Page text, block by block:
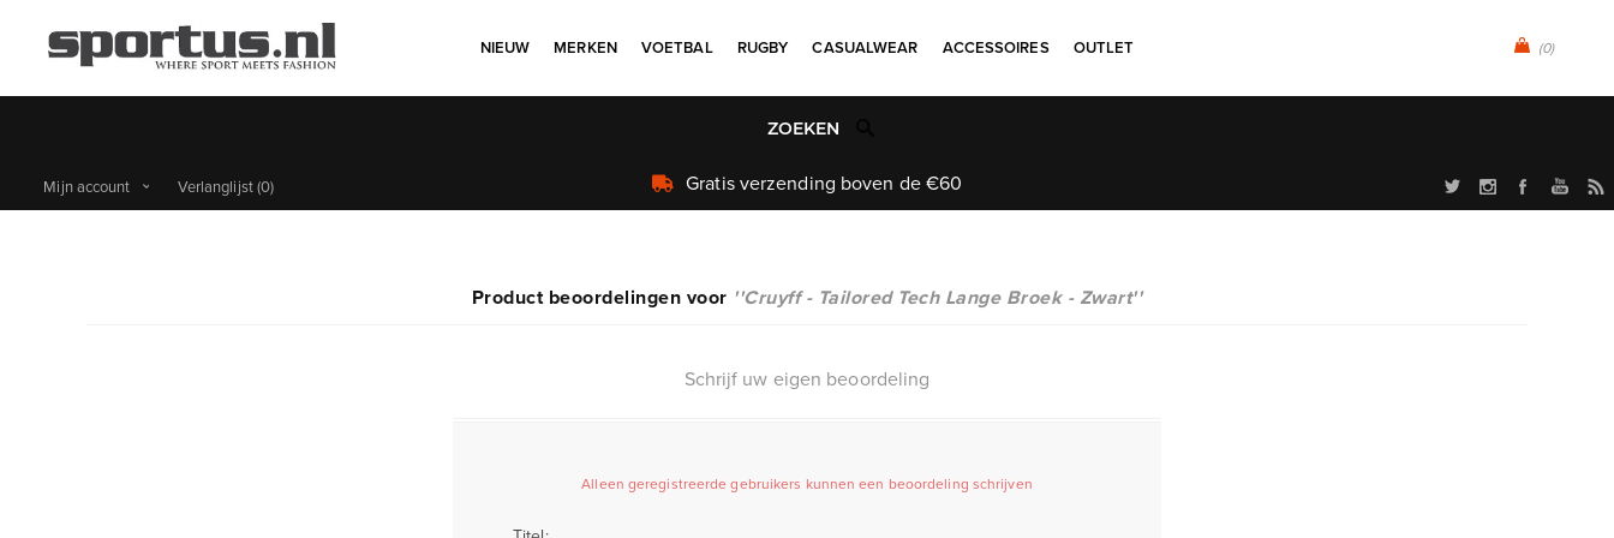
(0)
NIEUW MERKEN VOETBAL RUGBY CASUALWEAR ACCESSOIRES OUTLET
Uniek aanbod
Mijn account Verlanglijst(0)
Product beoordelingen voor Cruyff - Tailored Tech Lange Broek - Zwart
Schrijf uw eigen beoordeling
Alleen geregistreerde gebruikers kunnen een beoordeling schrijven